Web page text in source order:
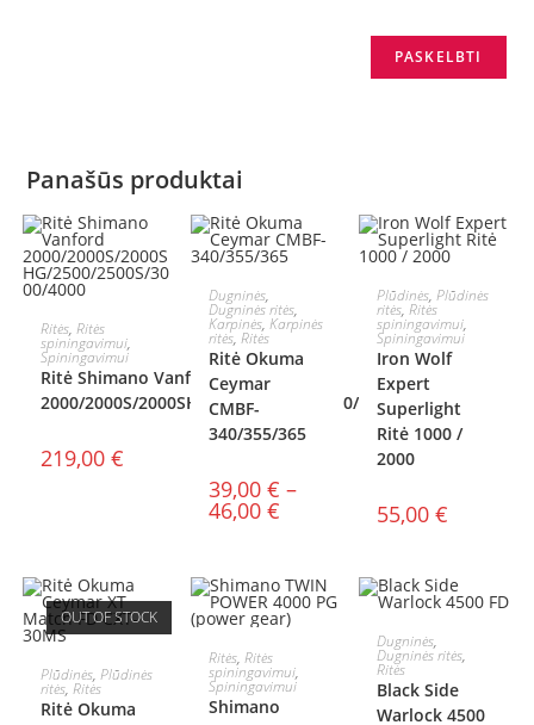
Panašūs produktai
PASIRINKTI
SAVYBES
Ritės, Ritės
spiningavimui,
Spiningavimui
Ritė Shimano Vanford
2000/2000S/2000SHG/2500/2500S/3000/4000
219,00 €
AKCIJA!
PASIRINKTI
SAVYBES
Dugninės,
Dugninės ritės,
Karpinės, Karpinės
ritės, Ritės
Ritė Okuma
Ceymar
CMBF-
340/355/365
39,00 € –
46,00 €
PASIRINKTI
SAVYBES
Plūdinės, Plūdinės
ritės, Ritės
spiningavimui,
Spiningavimui
Iron Wolf
Expert
Superlight
Ritė 1000 /
2000
55,00 €
OUT OF STOCK
DAUGIAU
Plūdinės, Plūdinės
ritės, Ritės
Ritė Okuma
AKCIJA!
Į KREPŠELĮ
Ritės, Ritės
spiningavimui,
Spiningavimui
Shimano
Į KREPŠELĮ
Dugninės,
Dugninės ritės,
Ritės
Black Side
Warlock 4500